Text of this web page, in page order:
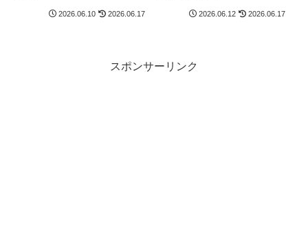
2026.06.10 2026.06.17 2026.06.12 2026.06.17
スポンサーリンク